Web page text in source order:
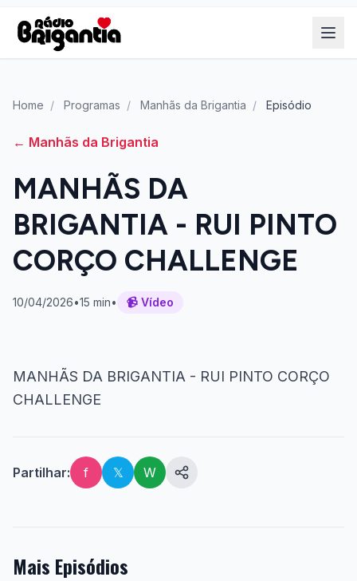
Home / Programas / Manhãs da Brigantia / Episódio
← Manhãs da Brigantia
MANHÃS DA
BRIGANTIA - RUI PINTO
CORÇO CHALLENGE
10/04/2026•15 min• 📹 Vídeo
MANHÃS DA BRIGANTIA - RUI PINTO CORÇO
CHALLENGE
Partilhar: f 𝕏 W
Mais Episódios